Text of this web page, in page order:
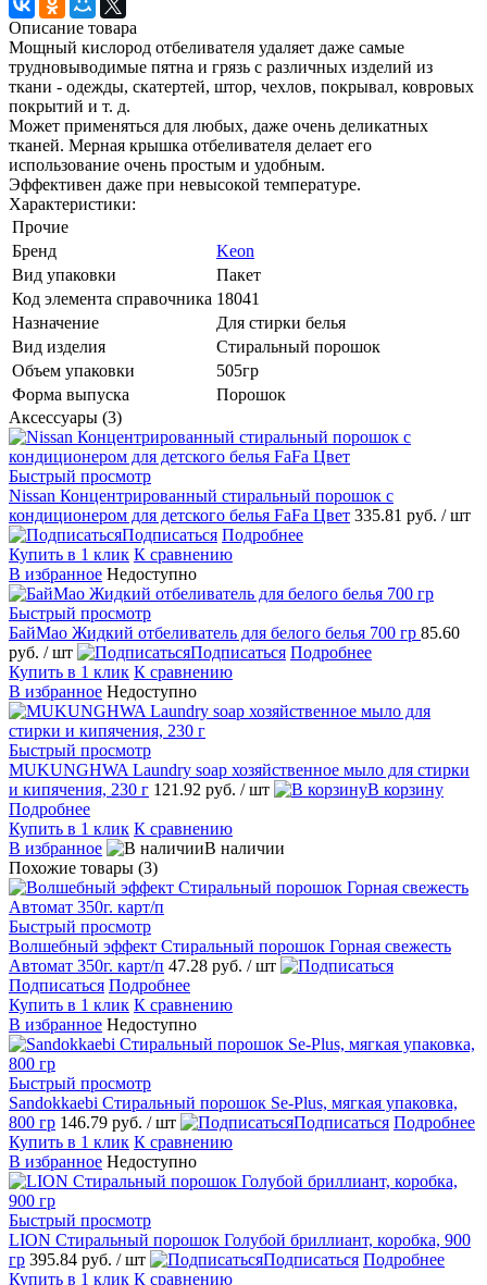
Описание товара
Мощный кислород отбеливателя удаляет даже самые
трудновыводимые пятна и грязь с различных изделий из
ткани - одежды, скатертей, штор, чехлов, покрывал, ковровых
покрытий и т. д.
Может применяться для любых, даже очень деликатных
тканей. Мерная крышка отбеливателя делает его
использование очень простым и удобным.
Эффективен даже при невысокой температуре.
Характеристики:
Прочие
Бренд
Keon
Вид упаковки
Пакет
Код элемента справочника 18041
Назначение
Для стирки белья
Вид изделия
Стиральный порошок
Объем упаковки
505гр
Форма выпуска
Порошок
Аксессуары (3)
Быстрый просмотр
Nissan Концентрированный cтиральный порошок с
кондиционером для детского белья FaFa Цвет 335.81 руб. / шт
Подписаться Подробнее
Купить в 1 клик К сравнению
В избранное Недоступно
Быстрый просмотр
БайМао Жидкий отбеливатель для белого белья 700 гр 85.60
руб. / шт Подписаться Подробнее
Купить в 1 клик К сравнению
В избранное Недоступно
Быстрый просмотр
MUKUNGHWA Laundry soap хозяйственное мыло для стирки
и кипячения, 230 г 121.92 руб. / шт
В корзину
Подробнее
Купить в 1 клик К сравнению
В избранное
В наличии
Похожие товары (3)
Быстрый просмотр
Волшебный эффект Стиральный порошок Горная свежесть
Автомат 350г. карт/п 47.28 руб. / шт
Подписаться Подробнее
Купить в 1 клик К сравнению
В избранное Недоступно
Быстрый просмотр
Sandokkaebi Стиральный порошок Se-Plus, мягкая упаковка,
800 гр 146.79 руб. / шт Подписаться Подробнее
Купить в 1 клик К сравнению
В избранное Недоступно
Быстрый просмотр
LION Стиральный порошок Голубой бриллиант, коробка, 900
гр 395.84 руб. / шт Подписаться Подробнее
Купить в 1 клик К сравнению